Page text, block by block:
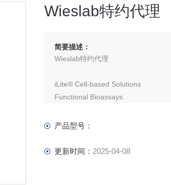
Wieslab特约代理
简要描述：
Wieslab特约代理
iLite® Cell-based Solutions
Functional Bioassays
Gene Therapy Solutions
Master Cell Bank Development
产品型号：
更新时间： 2025-04-08